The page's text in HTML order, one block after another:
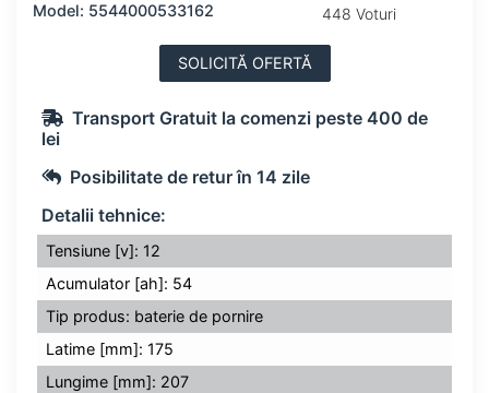
Model: 5544000533162
448 Voturi
SOLICITĂ OFERTĂ
Transport Gratuit la comenzi peste 400 de
lei
Posibilitate de retur în 14 zile
Detalii tehnice:
Tensiune [v]: 12
Acumulator [ah]: 54
Tip produs: baterie de pornire
Latime [mm]: 175
Lungime [mm]: 207